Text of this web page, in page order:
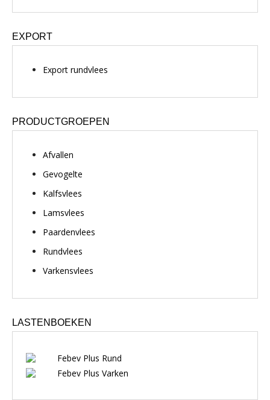
EXPORT
Export rundvlees
PRODUCTGROEPEN
Afvallen
Gevogelte
Kalfsvlees
Lamsvlees
Paardenvlees
Rundvlees
Varkensvlees
LASTENBOEKEN
Febev Plus Rund
Febev Plus Varken